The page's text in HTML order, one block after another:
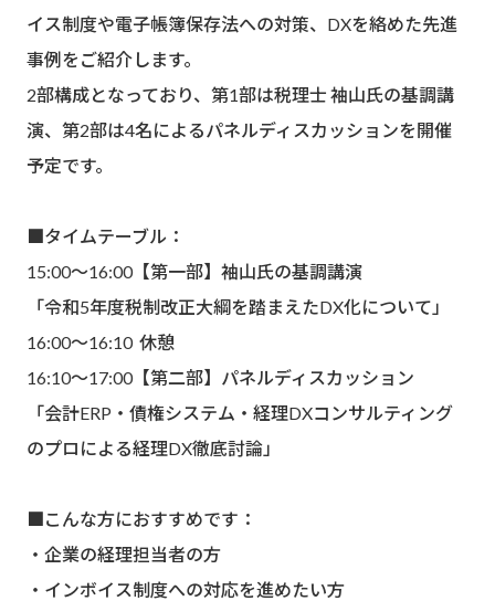
イス制度や電子帳簿保存法への対策、DXを絡めた先進
事例をご紹介します。
2部構成となっており、第1部は税理士 袖山氏の基調講
演、第2部は4名によるパネルディスカッションを開催
予定です。
■タイムテーブル：
15:00～16:00【第一部】袖山氏の基調講演
「令和5年度税制改正大綱を踏まえたDX化について」
16:00〜16:10 休憩
16:10〜17:00【第二部】パネルディスカッション
「会計ERP・債権システム・経理DXコンサルティング
のプロによる経理DX徹底討論」
■こんな方におすすめです：
・企業の経理担当者の方
・インボイス制度への対応を進めたい方